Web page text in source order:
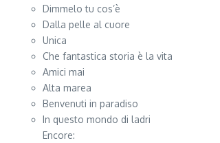
Dimmelo tu cos’è
Dalla pelle al cuore
Unica
Che fantastica storia è la vita
Amici mai
Alta marea
Benvenuti in paradiso
In questo mondo di ladri
Encore: